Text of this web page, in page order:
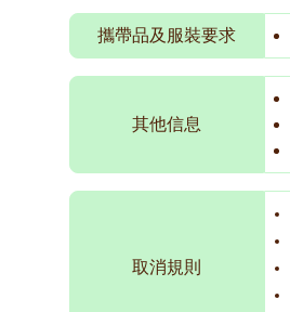
攜帶品及服裝要求
其他信息
取消規則